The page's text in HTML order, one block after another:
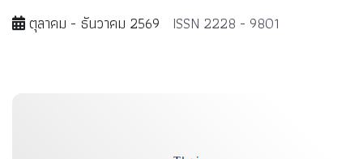
ตุลาคม - ธันวาคม 2569 ISSN 2228 - 9801